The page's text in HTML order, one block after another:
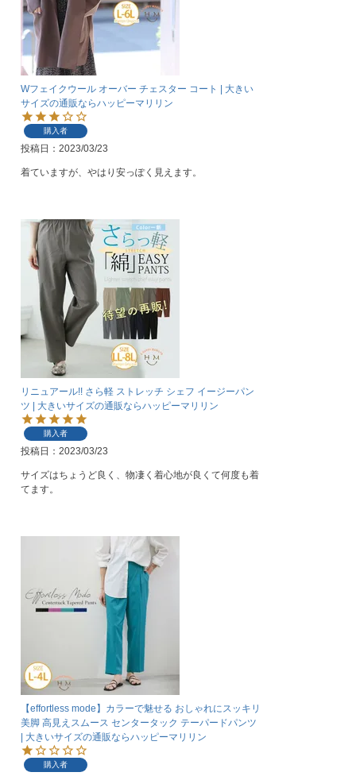
Wフェイクウール オーバー チェスター コート | 大きい
サイズの通販ならハッピーマリリン
購入者
投稿日 2023/03/23
リニュアール!! さら軽 ストレッチ シェフ イージーパン
ツ | 大きいサイズの通販ならハッピーマリリン
購入者
投稿日 2023/03/23
サイズはちょうど良く、物凄く着心地が良くて何度も着
【effortless mode】カラーで魅せる おしゃれにスッキリ
美脚 高見えスムース センタータック テーパードパンツ
| 大きいサイズの通販ならハッピーマリリン
購入者